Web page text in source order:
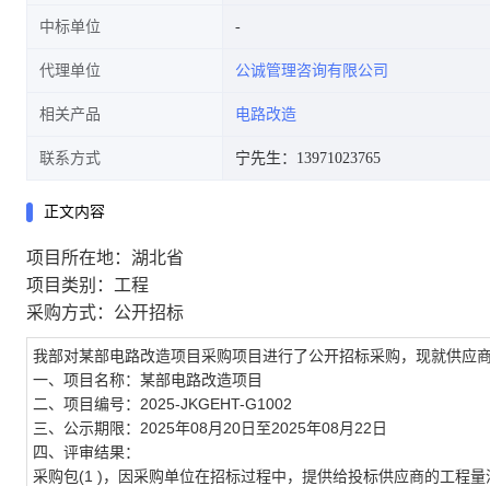
中标单位
代理单位 公诚管理咨询有限公司
相关产品 电路改造
联系方式 宁先生：13971023765
正文内容
项目所在地：湖北省
项目类别：工程
采购方式：公开招标
我部对某部电路改造项目采购项目进行了公开招标采购，现就供应
一、项目名称：某部电路改造项目
二、项目编号：2025-JKGEHT-G1002
三、公示期限：2025年08月20日至2025年08月22日
四、评审结果：
采购包(1 )，因采购单位在招标过程中，提供给投标供应商的工程